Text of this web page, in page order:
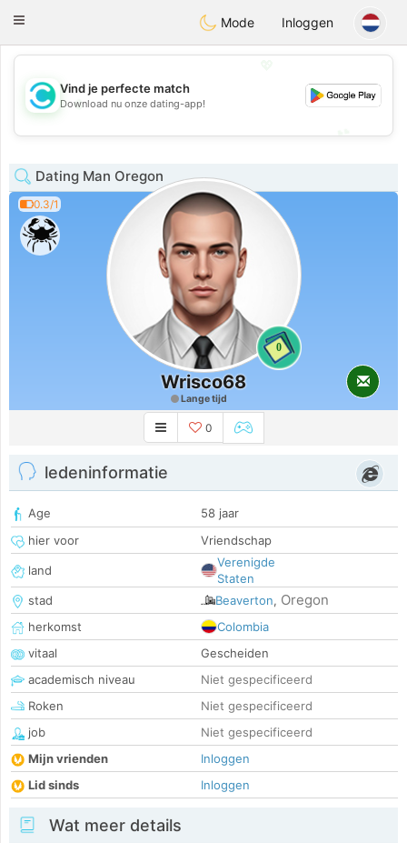
olombiaCitas
Toggle
Mode Inloggen
💖
💕
Vind je perfecte match
Download nu onze dating-app!
Dating Man Oregon
0.3/1
0
Wrisco68
Lange tijd
0
ledeninformatie
Age
58 jaar
hier voor
Vriendschap
land
Verenigde
Staten
stad
Beaverton, Oregon
herkomst
Colombia
vitaal
Gescheiden
academisch niveau
Niet gespecificeerd
Roken
Niet gespecificeerd
job
Niet gespecificeerd
Mijn vrienden
Inloggen
Lid sinds
Inloggen
Wat meer details